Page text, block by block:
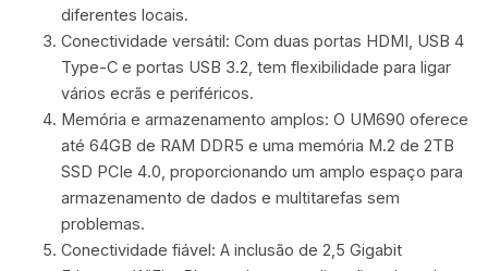
diferentes locais.
Conectividade versátil: Com duas portas HDMI, USB 4
Type-C e portas USB 3.2, tem flexibilidade para ligar
vários ecrãs e periféricos.
Memória e armazenamento amplos: O UM690 oferece
até 64GB de RAM DDR5 e uma memória M.2 de 2TB
SSD PCIe 4.0, proporcionando um amplo espaço para
armazenamento de dados e multitarefas sem
problemas.
Conectividade fiável: A inclusão de 2,5 Gigabit